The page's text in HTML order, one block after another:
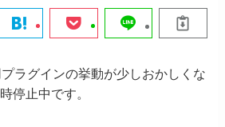
ラグインの挙動が少しおかしくな
停止中です。